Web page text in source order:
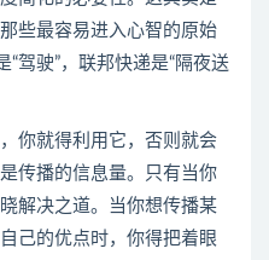
些最容易进入心智的原始
“驾驶”，联邦快递是“隔夜送
你就得利用它，否则就会
传播的信息量。只有当你
解决之道。当你想传播某
己的优点时，你得把着眼